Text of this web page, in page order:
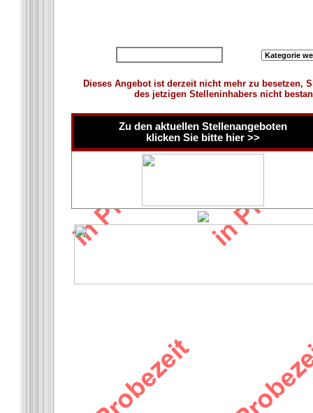
Dieses Angebot ist derzeit nicht mehr zu besetzen,
des jetzigen Stelleninhabers nicht
Zu den aktuellen Stellenangeboten
klicken Sie bitte hier >>